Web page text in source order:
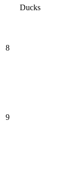
Ducks
8
9